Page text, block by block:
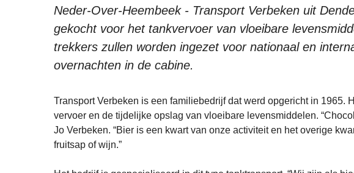
Neder-Over-Heembeek - Transport Verbeken uit
gekocht voor het tankvervoer van vloeibare
trekkers zullen worden ingezet voor nationaal en
overnachten in de cabine.
Transport Verbeken is een familiebedrijf dat werd opgericht in 1965.
vervoer en de tijdelijke opslag van vloeibare levensmiddelen.
Jo Verbeken. “Bier is een kwart van onze activiteit en het overige
fruitsap of wijn.”